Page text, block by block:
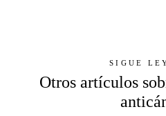
SIGUE
Otros artículos